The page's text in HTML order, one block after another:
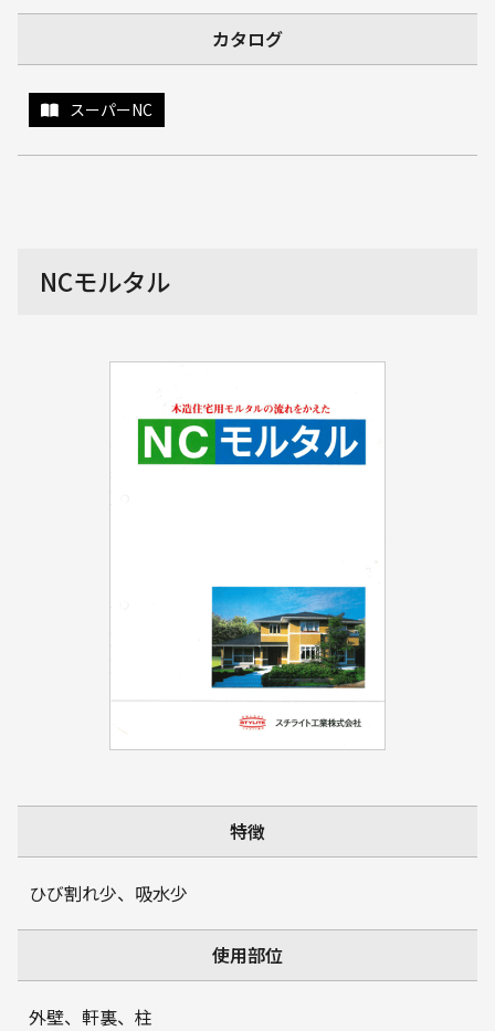
カタログ
スーパーNC
NCモルタル
特徴
ひび割れ少、吸水少
使用部位
外壁、軒裏、柱